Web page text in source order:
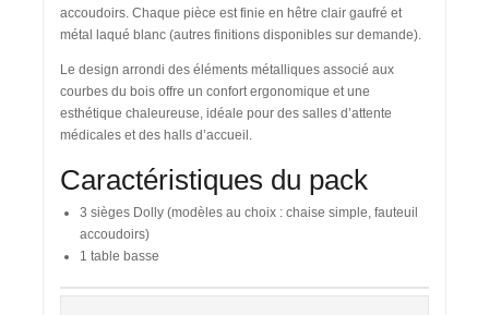
accoudoirs. Chaque pièce est finie en hêtre clair gaufré et
métal laqué blanc (autres finitions disponibles sur demande).
Le design arrondi des éléments métalliques associé aux
courbes du bois offre un confort ergonomique et une
esthétique chaleureuse, idéale pour des salles d’attente
médicales et des halls d’accueil.
Caractéristiques du pack
3 sièges Dolly (modèles au choix : chaise simple, fauteuil
accoudoirs)
1 table basse